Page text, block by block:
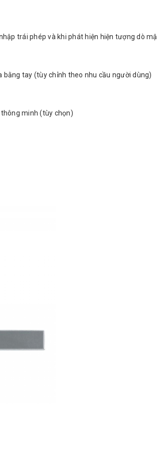
trái phép và khi phát hiện hiện tượng dò
bằng tay (tùy chỉnh theo nhu cầu người dùng)
minh (tùy chọn)